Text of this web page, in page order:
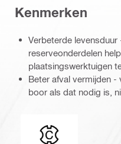
Kenmerken
Verbeterde
reserveonderdelen
plaatsingswerktuigen
Beter afval vermijden
boor als dat nodig is,
Booradapter